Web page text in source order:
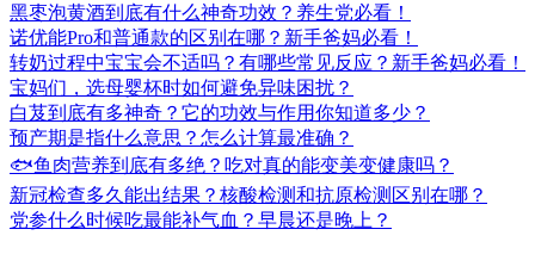
黑枣泡黄酒到底有什么神奇功效？养生党必看！
诺优能Pro和普通款的区别在哪？新手爸妈必看！
转奶过程中宝宝会不适吗？有哪些常见反应？新手爸妈必看！
宝妈们，选母婴杯时如何避免异味困扰？
白芨到底有多神奇？它的功效与作用你知道多少？
预产期是指什么意思？怎么计算最准确？
🐟鱼肉营养到底有多绝？吃对真的能变美变健康吗？
新冠检查多久能出结果？核酸检测和抗原检测区别在哪？
党参什么时候吃最能补气血？早晨还是晚上？